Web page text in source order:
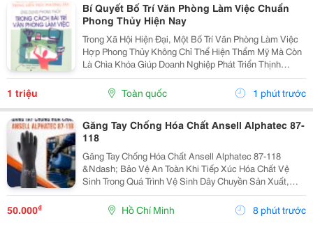
Bí Quyết Bố Trí Văn Phòng Làm Việc Chuẩn
Phong Thủy Hiện Nay
Trong Xã Hội Hiện Đại, Một Bố Trí Văn Phòng Làm Việc
Hợp Phong Thủy Không Chỉ Thể Hiện Thẩm Mỹ Mà Còn
Là Chìa Khóa Giúp Doanh Nghiệp Phát Triển Thịnh
Vượng. Văn Phòng Là Nơi Hội Tụ Năng Lượng Của Con
Người, Tài Vận Và Trí Tuệ. Nếu Dòng Khí Trong...
1 triệu Toàn quốc 1 phút trước
Găng Tay Chống Hóa Chất Ansell Alphatec 87-
118
Găng Tay Chống Hóa Chất Ansell Alphatec 87-118
&Ndash; Bảo Vệ An Toàn Khi Tiếp Xúc Hóa Chất Vệ
Sinh Trong Quá Trình Vệ Sinh Dây Chuyền Sản Xuất,
Nhà Máy Và Khu Công Nghiệp, Người Lao Động
Thường Xuyên Tiếp Xúc Với Hóa Chất Tẩy Rửa, Dung
Dịch Khử...
50.000₫ Hồ Chí Minh 8 phút trước